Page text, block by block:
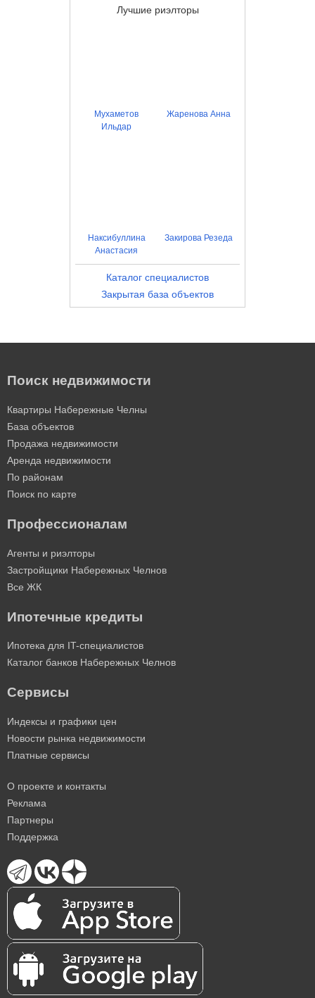
Лучшие риэлторы
Мухаметов
Ильдар
Жаренова Анна
Наксибуллина
Анастасия
Закирова Резеда
Каталог специалистов
Закрытая база объектов
Поиск недвижимости
Квартиры Набережные Челны
База объектов
Продажа недвижимости
Аренда недвижимости
По районам
Поиск по карте
Профессионалам
Агенты и риэлторы
Застройщики Набережных Челнов
Все ЖК
Ипотечные кредиты
Ипотека для IT-специалистов
Каталог банков Набережных Челнов
Сервисы
Индексы и графики цен
Новости рынка недвижимости
Платные сервисы
О проекте и контакты
Реклама
Партнеры
Поддержка